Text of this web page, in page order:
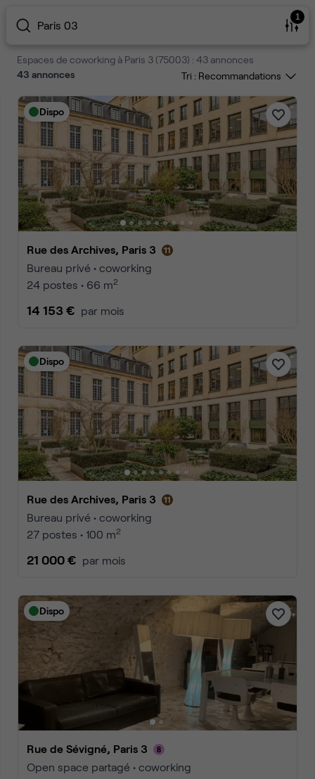
Paris 03
1
Espaces de coworking à Paris 3 (75003) : 43 annonces
43 annonces Tri :
Dispo
Rue des Archives, Paris 3
Bureau privé • coworking
24 postes • 66 m2
14 153 € par mois
Dispo
Rue des Archives, Paris 3
Bureau privé • coworking
27 postes • 100 m2
21 000 € par mois
Dispo
Rue de Sévigné, Paris 3
Open space partagé • coworking